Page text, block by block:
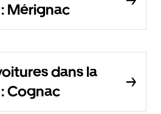
Mérignac
dans la
Cognac